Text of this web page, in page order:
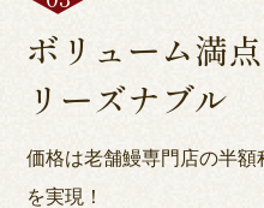
ボリューム満
リーズナブル
価格は老舗鰻専門店の半
を実現！